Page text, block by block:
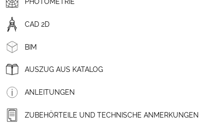
CAD 2D
BIM
AUSZUG AUS KATALOG
ANLEITUNGEN
ZUBEHÖRTEILE UND TECHNISCHE ANMERKUNGEN